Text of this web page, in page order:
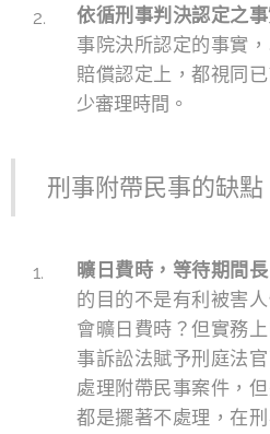
依循刑事判決認定之
事院決所認定的事實
賠償認定上，都視同
少審理時間。
刑事附帶民事的缺點
曠日費時，等待期間長
的目的不是有利被害
會曠日費時？但實務
事訴訟法賦予刑庭法
處理附帶民事案件，
都是擺著不處理，在